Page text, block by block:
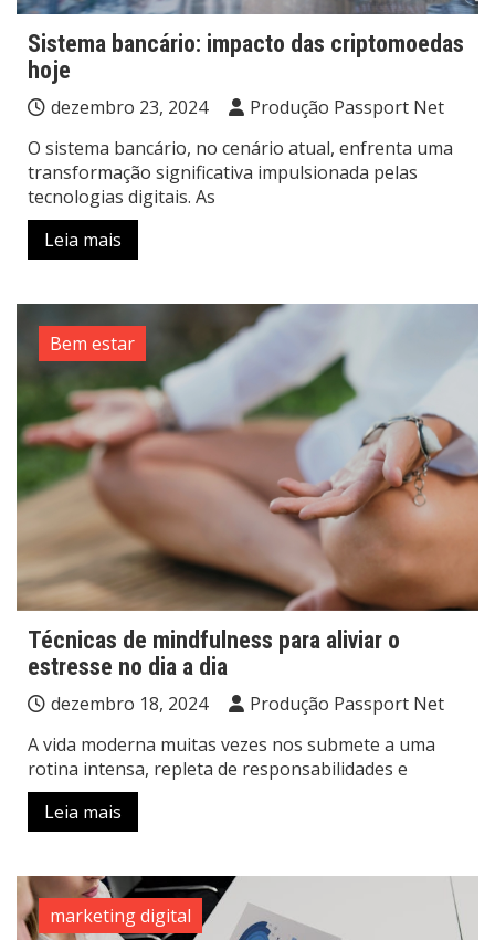
Sistema bancário: impacto das criptomoedas
hoje
dezembro 23, 2024
Produção Passport Net
O sistema bancário, no cenário atual, enfrenta uma
transformação significativa impulsionada pelas
tecnologias digitais. As
Leia mais
Bem estar
Técnicas de mindfulness para aliviar o
estresse no dia a dia
dezembro 18, 2024
Produção Passport Net
A vida moderna muitas vezes nos submete a uma
rotina intensa, repleta de responsabilidades e
Leia mais
marketing digital